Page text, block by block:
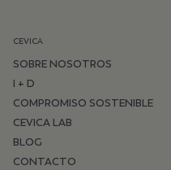
CEVICA
SOBRE NOSOTROS
I + D
COMPROMISO SOSTENIBLE
CEVICA LAB
BLOG
CONTACTO